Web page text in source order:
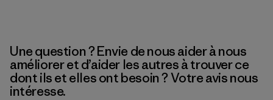
Une question ? Envie de nous aider à nous
améliorer et d’aider les autres à trouver ce
dont ils et elles ont besoin ? Votre avis nous
intéresse.